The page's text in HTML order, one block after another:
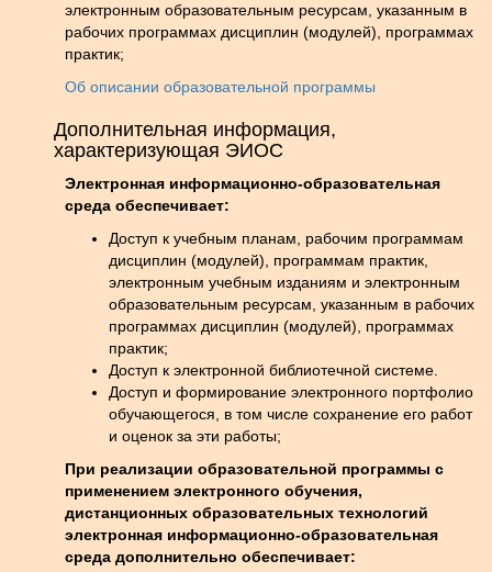
электронным образовательным ресурсам, указанным в
рабочих программах дисциплин (модулей), программах
практик;
Об описании образовательной программы
Дополнительная информация,
характеризующая ЭИОС
Электронная информационно-образовательная
среда обеспечивает:
Доступ к учебным планам, рабочим программам
дисциплин (модулей), программам практик,
электронным учебным изданиям и электронным
образовательным ресурсам, указанным в рабочих
программах дисциплин (модулей), программах
практик;
Доступ к электронной библиотечной системе.
Доступ и формирование электронного портфолио
обучающегося, в том числе сохранение его работ
и оценок за эти работы;
При реализации образовательной программы с
применением электронного обучения,
дистанционных образовательных технологий
электронная информационно-образовательная
среда дополнительно обеспечивает: